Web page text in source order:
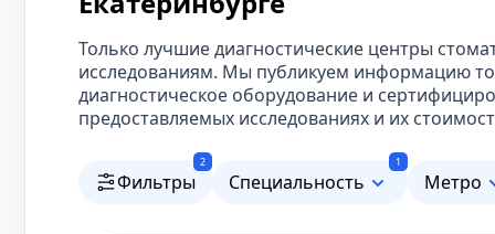
Только лучшие диагностические центры
исследованиям. Мы публикуем информацию
диагностическое оборудование и
предоставляемых исследованиях и их
Фильтры
2
Специальность
1
Метро